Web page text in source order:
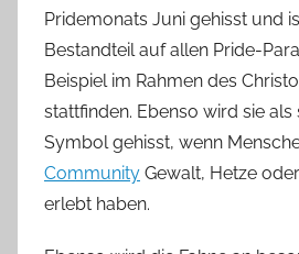
Pridemonats Juni gehisst und
Bestandteil auf allen Pride-
Beispiel im Rahmen des
stattfinden. Ebenso wird sie als
Symbol gehisst, wenn
Community Gewalt, Hetze
erlebt haben.